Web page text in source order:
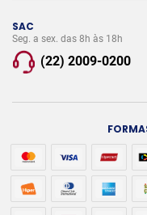
SAC
Seg. a sex. das 8h às 18h
(22) 2009-0200